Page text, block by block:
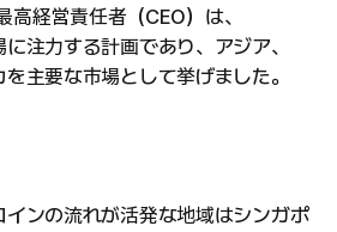
経営責任者（CEO）は、
注力する計画であり、アジア、
主要な市場として挙げました。
ンの流れが活発な地域はシンガポ